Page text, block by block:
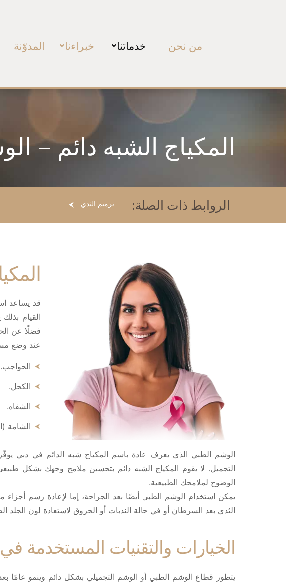
من نحن خدماتنا خبراءنا المدوّنة
المكياج الشبه دائم –
الروابط ذات الصلة: ترميم الثدي
قد يساعد
القيام
فضلًا عن
عند وضع
الحواجب.
الكحل.
الشفاه.
الشامة
الوشم الطبي الذي يعرف عادة باسم المكياج شبه الدائم في دبي
التجميل. لا يقوم المكياج الشبه دائم بتحسين ملامح وجهك بشكل
الوضوح لملامحك الطبيعية.
يمكن استخدام الوشم الطبي أيضًا بعد الجراحة، إما لإعادة رسم
الثدي بعد السرطان أو في حالة الندبات أو الحروق لاستعادة لون الجلد
الخيارات والتقنيات المستخدمة
يتطور قطاع الوشم الطبي أو الوشم التجميلي بشكل دائم وينمو